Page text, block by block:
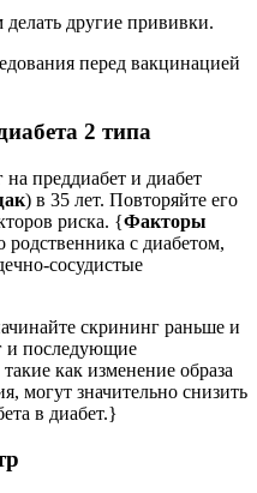
делать другие прививки.
перед вакцинацией
2 типа
преддиабет и диабет
) в 35 лет. Повторяйте его
риска. {Факторы
родственника с диабетом,
сосудистые
скрининг раньше и
и последующие
как изменение образа
могут значительно снизить
в диабет.}